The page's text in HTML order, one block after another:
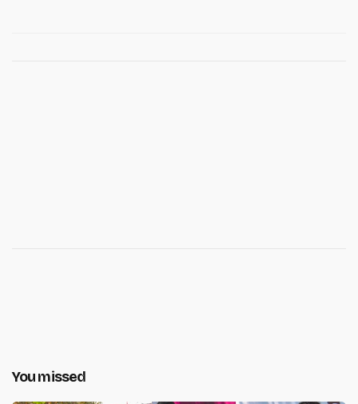
You missed